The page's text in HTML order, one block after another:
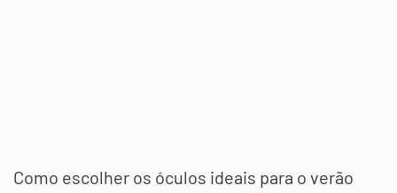
Como escolher os óculos ideais para o verão